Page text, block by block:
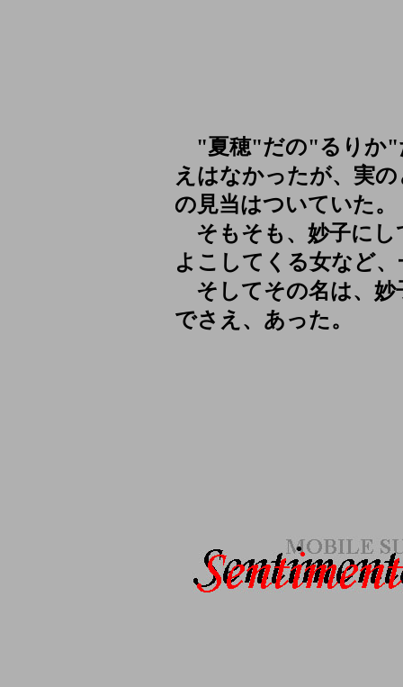
"夏穂"だの"るりか"
えはなかったが、実
の見当はついていた。
そもそも、妙子にし
よこしてくる女など
そしてその名は、妙
でさえ、あった。